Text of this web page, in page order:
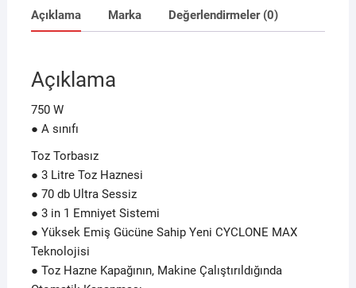
Açıklama Marka Değerlendirmeler (0)
Açıklama
750 W
● A sınıfı
Toz Torbasız
● 3 Litre Toz Haznesi
● 70 db Ultra Sessiz
● 3 in 1 Emniyet Sistemi
● Yüksek Emiş Gücüne Sahip Yeni CYCLONE MAX
Teknolojisi
● Toz Hazne Kapağının, Makine Çalıştırıldığında